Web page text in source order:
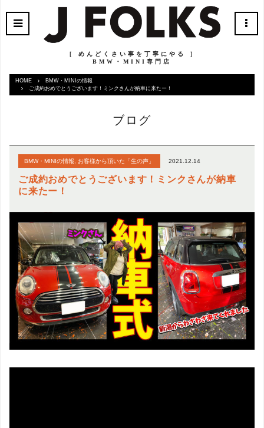
［ めんどくさい事を丁寧にやる ］
BMW・MINI専門店
HOME
BMW・MINIの情報
ご成約おめでとうございます！ミンクさんが納車に来たー！
ブログ
BMW・MINIの情報 お客様から頂いた「生の声」 2021.12.14
ご成約おめでとうございます！ミンクさんが納車
に来たー！